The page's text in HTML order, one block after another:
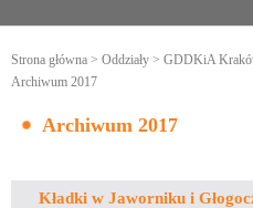
Strona główna > Oddziały > GDDKiA
Archiwum 2017
Archiwum 2017
Kładki w Jaworniku i